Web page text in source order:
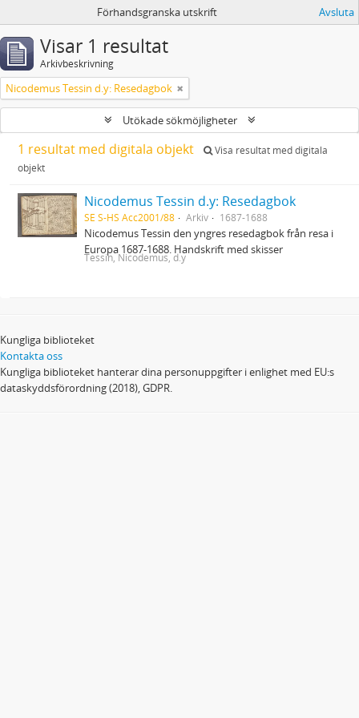
Förhandsgranska utskrift Avsluta
Visar 1 resultat
Arkivbeskrivning
Nicodemus Tessin d.y: Resedagbok
Utökade sökmöjligheter
1 resultat med digitala objekt
Visa resultat med digitala
objekt
Nicodemus Tessin d.y: Resedagbok
SE S-HS Acc2001/88 Arkiv 1687-1688
Nicodemus Tessin den yngres resedagbok från resa i
Europa 1687-1688. Handskrift med skisser
Tessin, Nicodemus, d.y
Kungliga biblioteket
Kontakta oss
Kungliga biblioteket hanterar dina personuppgifter i enlighet med EU:s
dataskyddsförordning (2018), GDPR.